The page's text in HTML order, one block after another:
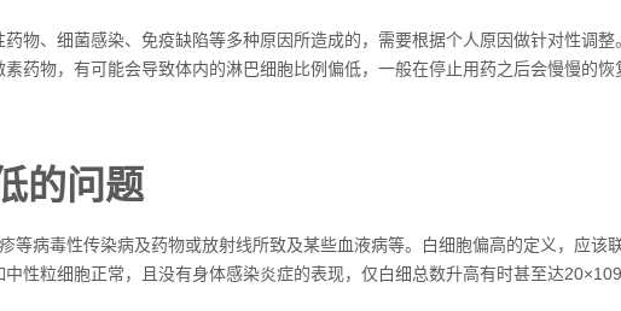
物、细菌感染、免疫缺陷等多种原因所造成的，需要根据个人原因做针对性调
药物，有可能会导致体内的淋巴细胞比例偏低，一般在停止用药之后会慢慢的
的问题
等病毒性传染病及药物或放射线所致及某些血液病等。白细胞偏高的定义，应该
性粒细胞正常，且没有身体感染炎症的表现，仅白细总数升高有时甚至达